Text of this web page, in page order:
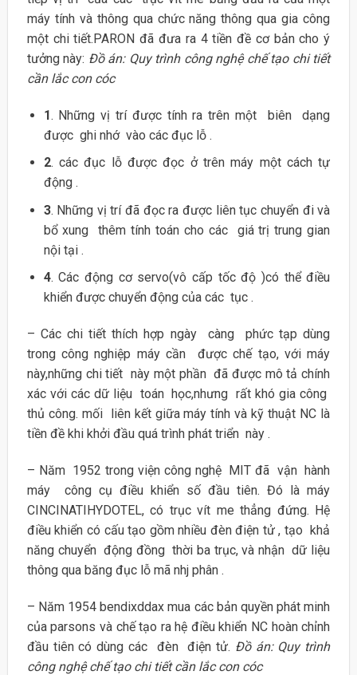
máy tính và thông qua chức năng thông qua gia công
một chi tiết.PARON đã đưa ra 4 tiền đề cơ bản cho ý
tưởng này: Đồ án: Quy trình công nghệ chế tạo chi tiết
cần lắc con cóc
1. Những vị trí được tính ra trên một biên dạng
được ghi nhớ vào các đục lỗ .
2. các đục lỗ được đọc ở trên máy một cách tự
động .
3. Những vị trí đã đọc ra được liên tục chuyển đi và
bổ xung thêm tính toán cho các giá trị trung gian
nội tại .
4. Các động cơ servo(vô cấp tốc độ )có thể điều
khiển được chuyển động của các tục .
– Các chi tiết thích hợp ngày càng phức tạp dùng
trong công nghiệp máy cần được chế tạo, với máy
này,những chi tiết này một phần đã được mô tả chính
xác với các dữ liệu toán học,nhưng rất khó gia công
thủ công. mối liên kết giữa máy tính và kỹ thuật NC là
tiền đề khi khởi đầu quá trình phát triển này .
– Năm 1952 trong viện công nghệ MIT đã vận hành
máy công cụ điều khiển số đầu tiên. Đó là máy
CINCINATIHYDOTEL, có trục vít me thẳng đứng. Hệ
điều khiển có cấu tạo gồm nhiều đèn điện tử , tạo khả
năng chuyển động đồng thời ba trục, và nhận dữ liệu
thông qua băng đục lỗ mã nhj phân .
– Năm 1954 bendixddax mua các bản quyền phát minh
của parsons và chế tạo ra hệ điều khiển NC hoàn chỉnh
đầu tiên có dùng các đèn điện tử. Đồ án: Quy trình
công nghệ chế tạo chi tiết cần lắc con cóc